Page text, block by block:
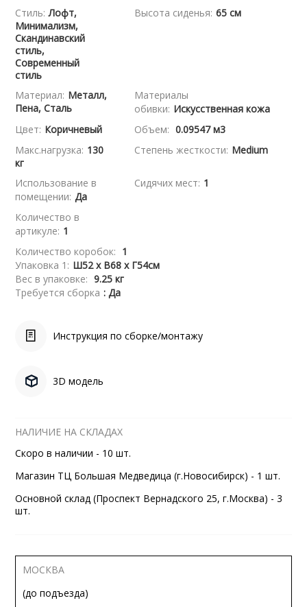
Стиль: Лофт,
Минимализм,
Скандинавский
стиль,
Современный
стиль
Высота сиденья: 65 см
Материал: Металл,
Пена, Сталь
Материалы
обивки: Искусственная кожа
Цвет: Коричневый Объем: 0.09547 м3
Макс.нагрузка: 130
кг
Степень жесткости: Medium
Использование в
помещении: Да
Сидячих мест: 1
Количество в
артикуле: 1
Количество коробок: 1
Упаковка 1: Ш52 x В68 x Г54см
Вес в упаковке: 9.25 кг
Требуется сборка : Да
Инструкция по сборке/монтажу
3D модель
НАЛИЧИЕ НА СКЛАДАХ
Скоро в наличии - 10 шт.
Магазин ТЦ Большая Медведица (г.Новосибирск) - 1 шт.
Основной склад (Проспект Вернадского 25, г.Москва) - 3
шт.
МОСКВА
(до подъезда)